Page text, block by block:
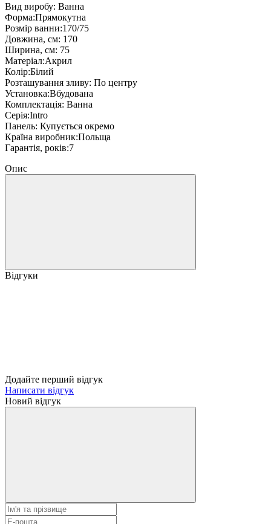
Вид виробу: Ванна
Форма:Прямокутна
Розмір ванни:170/75
Довжина, см: 170
Ширина, см: 75
Матеріал:Акрил
Колір:Білий
Розташування зливу: По центру
Установка:Вбудована
Комплектація: Ванна
Серія:Intro
Панель: Купується окремо
Країна виробник:Польща
Гарантія, років:7
Опис
Відгуки
Додайте перший відгук
Написати відгук
Новий відгук